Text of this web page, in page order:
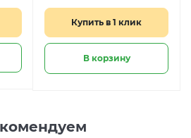
Купить в 1 клик
В корзину